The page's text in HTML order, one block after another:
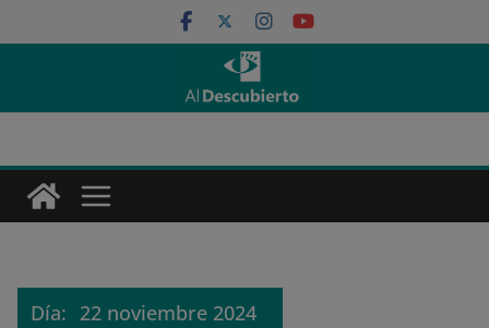
al
Día: 22 noviembre 2024